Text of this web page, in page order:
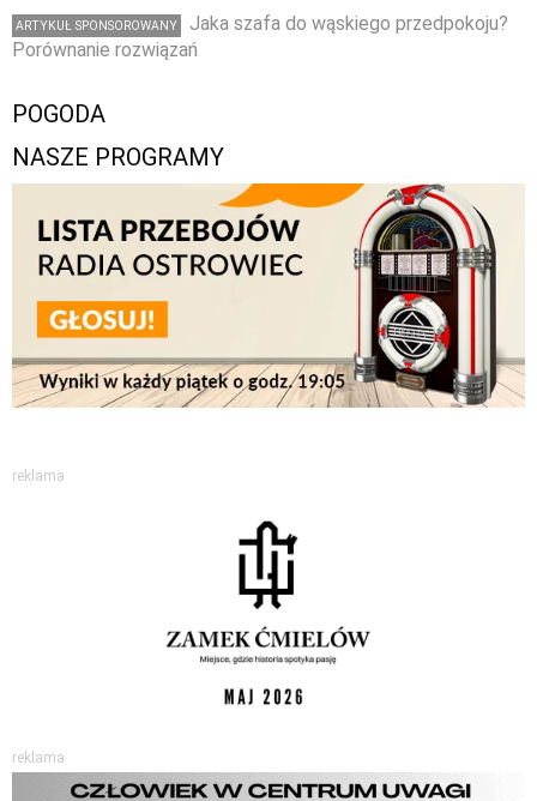
ARTYKUŁ SPONSOROWANY
Jaka szafa do wąskiego przedpokoju?
Porównanie rozwiązań
POGODA
NASZE PROGRAMY
reklama
reklama